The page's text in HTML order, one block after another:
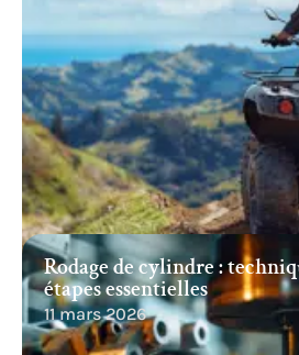
Rodage de cylindre :
étapes essentielles
11 mars 2026